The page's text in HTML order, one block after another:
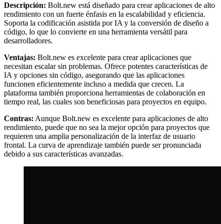
Descripción: Bolt.new está diseñado para crear aplicaciones de alto
rendimiento con un fuerte énfasis en la escalabilidad y eficiencia.
Soporta la codificación asistida por IA y la conversión de diseño a
código, lo que lo convierte en una herramienta versátil para
desarrolladores.
Ventajas: Bolt.new es excelente para crear aplicaciones que
necesitan escalar sin problemas. Ofrece potentes características de
IA y opciones sin código, asegurando que las aplicaciones
funcionen eficientemente incluso a medida que crecen. La
plataforma también proporciona herramientas de colaboración en
tiempo real, las cuales son beneficiosas para proyectos en equipo.
Contras: Aunque Bolt.new es excelente para aplicaciones de alto
rendimiento, puede que no sea la mejor opción para proyectos que
requieren una amplia personalización de la interfaz de usuario
frontal. La curva de aprendizaje también puede ser pronunciada
debido a sus características avanzadas.